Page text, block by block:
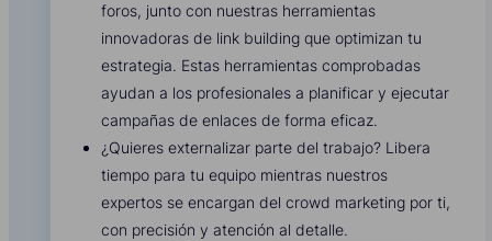
foros, junto con nuestras herramientas
innovadoras de link building que optimizan tu
estrategia. Estas herramientas comprobadas
ayudan a los profesionales a planificar y ejecutar
campañas de enlaces de forma eficaz.
¿Quieres externalizar parte del trabajo? Libera
tiempo para tu equipo mientras nuestros
expertos se encargan del crowd marketing por ti,
con precisión y atención al detalle.